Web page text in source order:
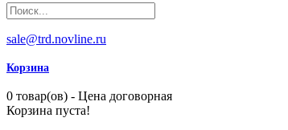
sale@trd.novline.ru
Корзина
0 товар(ов) - Цена договорная
Корзина пуста!